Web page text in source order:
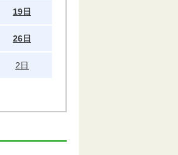
19日
26日
2日